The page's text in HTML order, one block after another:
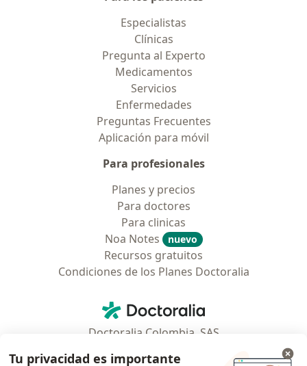
Especialistas
Clínicas
Pregunta al Experto
Medicamentos
Servicios
Enfermedades
Preguntas Frecuentes
Aplicación para móvil
Para profesionales
Planes y precios
Para doctores
Para clinicas
Noa Notes
nuevo
Recursos gratuitos
Condiciones de los Planes Doctoralia
Doctoralia - Página de inicio
Doctoralia Colombia, SAS
Tu privacidad es importante